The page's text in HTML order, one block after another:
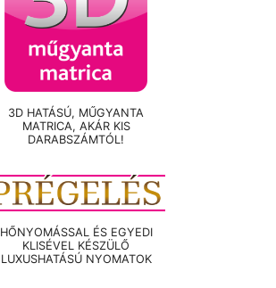
3D HATÁSÚ, MŰGYANTA
MATRICA, AKÁR KIS
DARABSZÁMTÓL!
HŐNYOMÁSSAL ÉS EGYEDI
KLISÉVEL KÉSZÜLŐ
LUXUSHATÁSÚ NYOMATOK